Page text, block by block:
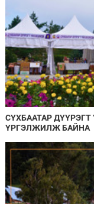
СҮХБААТАР
ҮРГЭЛЖИЛЖ БАЙНА